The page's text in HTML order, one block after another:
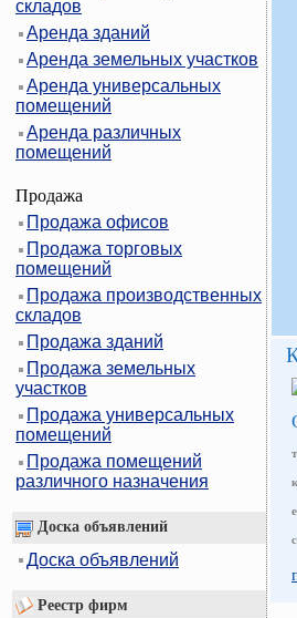
складов
Аренда зданий
Аренда земельных участков
Аренда универсальных
помещений
Аренда различных
помещений
Продажа
Продажа офисов
Продажа торговых
помещений
Продажа производственных
складов
Продажа зданий
Продажа земельных
участков
Продажа универсальных
помещений
Продажа помещений
различного назначения
Доска объявлений
Доска объявлений
Реестр фирм